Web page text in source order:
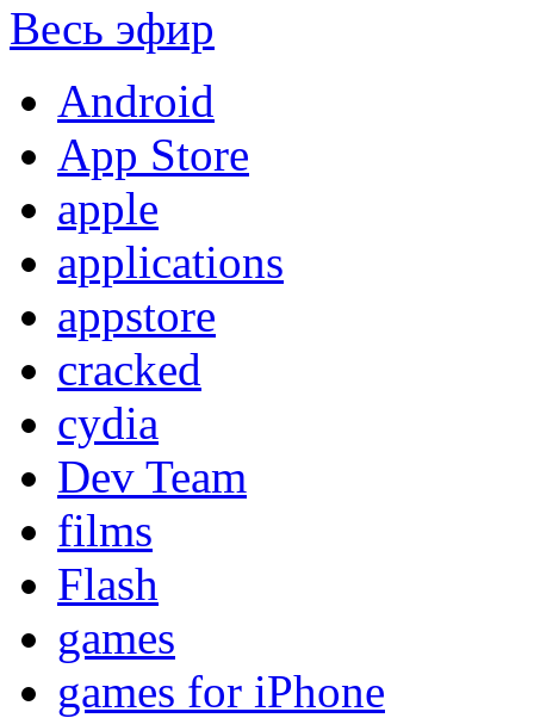
Весь эфир
Android
App Store
apple
applications
appstore
cracked
cydia
Dev Team
films
Flash
games
games for iPhone